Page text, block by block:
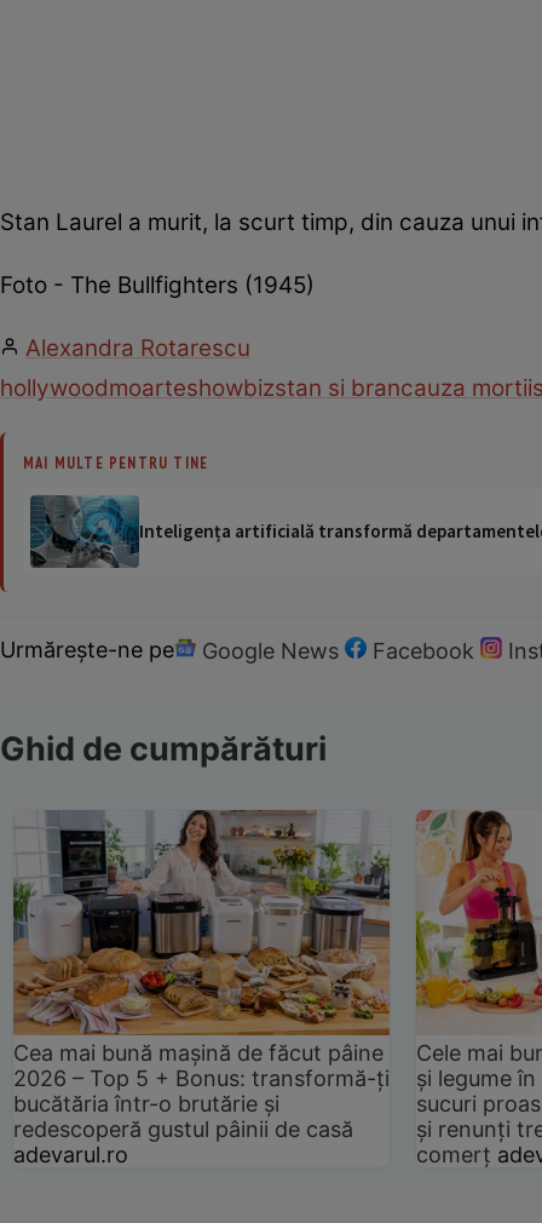
Stan Laurel a murit, la scurt timp, din cauza unui
Foto - The Bullfighters (1945)
Alexandra Rotarescu
hollywoodmoarteshowbizstan si brancauza mortii
MAI MULTE PENTRU TINE
Inteligența artificială transformă
Urmărește-ne pe Google News Facebook
Ghid de cumpărături
Cea mai bună mașină de făcut pâine
2026 – Top 5 + Bonus: transformă-ți
bucătăria într-o brutărie și
redescoperă gustul pâinii de casă
adevarul.ro
Cele mai
și legume
sucuri
și renunți
comerț